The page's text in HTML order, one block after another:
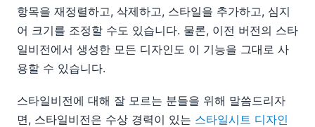
항목을 재정렬하고, 삭제하고, 스타일을 추가하고, 심지
어 크기를 조정할 수도 있습니다. 물론, 이전 버전의 스타
일비전에서 생성한 모든 디자인도 이 기능을 그대로 사
용할 수 있습니다.
스타일비전에 대해 잘 모르는 분들을 위해 말씀드리자
면, 스타일비전은 수상 경력이 있는 스타일시트 디자인